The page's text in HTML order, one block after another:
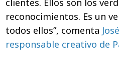
reconocimientos. Es un
todos ellos”, comenta
responsable creativo de